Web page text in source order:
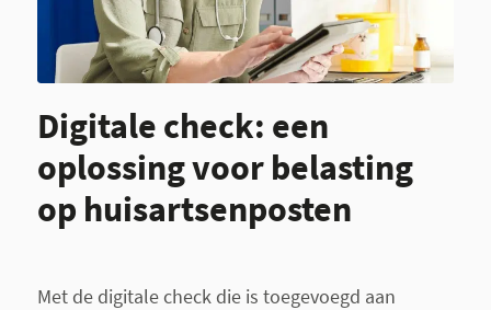
Digitale check: een
oplossing voor belasting
op huisartsenposten
Met de digitale check die is toegevoegd aan